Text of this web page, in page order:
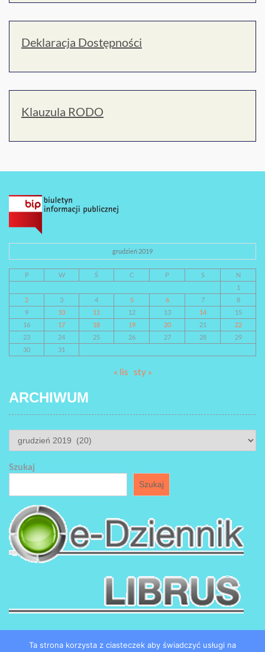
Deklaracja Dostępności
Klauzula RODO
grudzień 2019
P W Ś C P S
N
1
2
3 4 5 6 7
8
9
10 11 12 13 14
15
16
17 18 19 20 21
22
23
24 25 26 27 28
29
30
31
« lis sty »
ARCHIWUM
ARCHIWUM
Szukaj
Szukaj
Ta strona korzysta z ciasteczek aby świadczyć usługi na